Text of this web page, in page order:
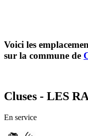
Voici les
sur la commune de
Cluses - LES
En service